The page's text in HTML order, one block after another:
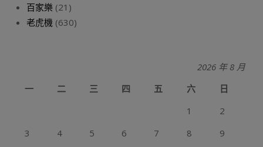
百家樂 (21)
老虎機 (630)
2026 年 8 月
一
二 三 四 五 六
日
1
2
3
4 5 6 7 8
9